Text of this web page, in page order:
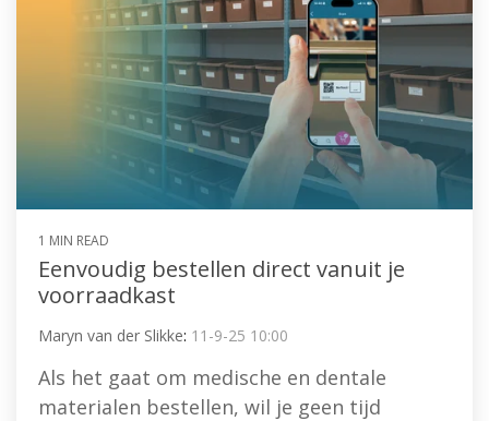
1 MIN READ
Eenvoudig bestellen direct vanuit je
voorraadkast
Maryn van der Slikke: 11-9-25 10:00
Als het gaat om medische en dentale
materialen bestellen, wil je geen tijd